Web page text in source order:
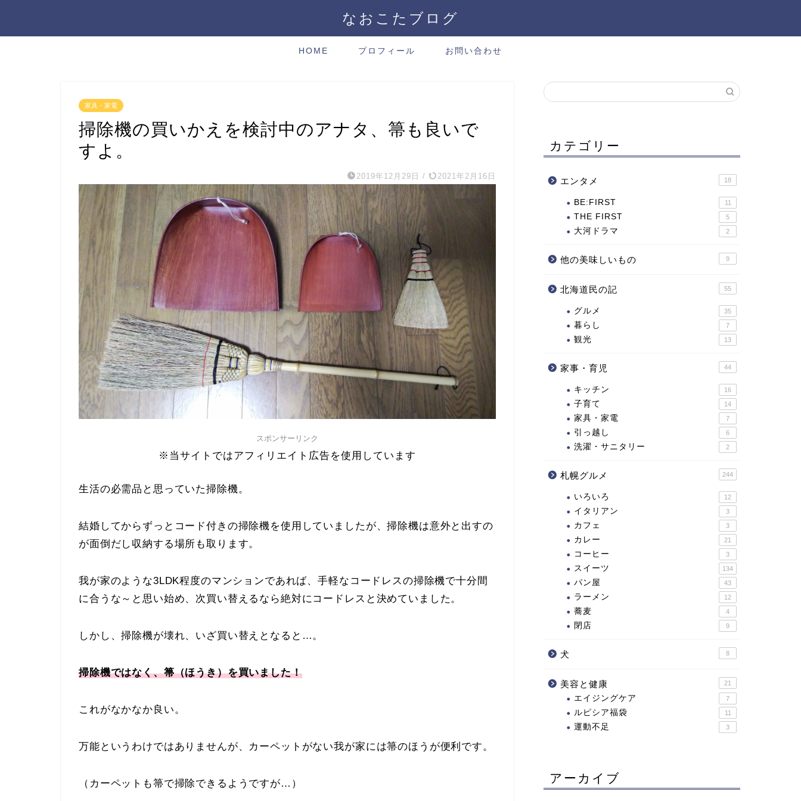
なおこたブログ
HOME プロフィール お問い合わせ
家具・家電
掃除機の買いかえを検討中のアナタ、箒も良いで
すよ。
2019年12月29日 / 2021年2月16日
スポンサーリンク
※当サイトではアフィリエイト広告を使用しています
生活の必需品と思っていた掃除機。
結婚してからずっとコード付きの掃除機を使用していましたが、掃除機は意外と出すの
が面倒だし収納する場所も取ります。
我が家のような3LDK程度のマンションであれば、手軽なコードレスの掃除機で十分間
に合うな～と思い始め、次買い替えるなら絶対にコードレスと決めていました。
しかし、掃除機が壊れ、いざ買い替えとなると…。
掃除機ではなく、箒（ほうき）を買いました！
これがなかなか良い。
万能というわけではありませんが、カーペットがない我が家には箒のほうが便利です。
（カーペットも箒で掃除できるようですが…）
カテゴリー
エンタメ 18
BE:FIRST 11
THE FIRST 5
大河ドラマ 2
他の美味しいもの 9
北海道民の記 55
グルメ 35
暮らし 7
観光 13
家事・育児 44
キッチン 16
子育て 14
家具・家電 7
引っ越し 6
洗濯・サニタリー 2
札幌グルメ 244
いろいろ 12
イタリアン 3
カフェ 3
カレー 21
コーヒー 3
スイーツ 134
パン屋 43
ラーメン 12
蕎麦 4
閉店 9
犬 8
美容と健康 21
エイジングケア 7
ルピシア福袋 11
運動不足 3
アーカイブ